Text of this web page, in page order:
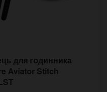
для годинника
Aviator Stitch